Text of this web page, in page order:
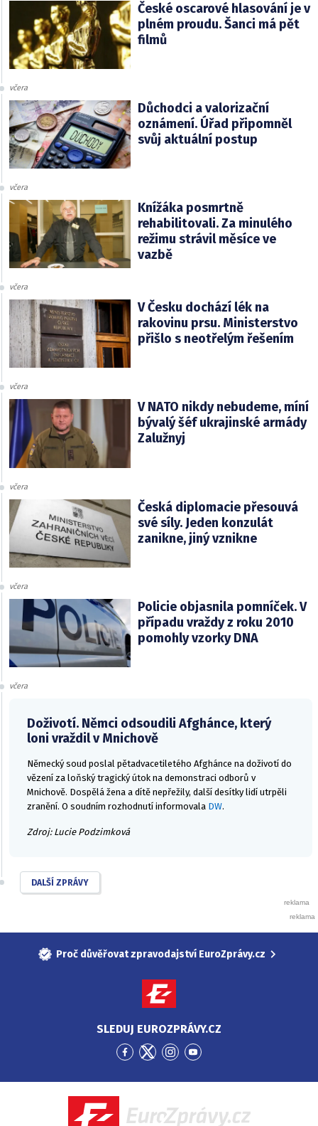
České oscarové hlasování je v
plném proudu. Šanci má pět
filmů
včera
Důchodci a valorizační
oznámení. Úřad připomněl
svůj aktuální postup
včera
Knížáka posmrtně
rehabilitovali. Za minulého
režimu strávil měsíce ve
vazbě
včera
V Česku dochází lék na
rakovinu prsu. Ministerstvo
přišlo s neotřelým řešením
včera
V NATO nikdy nebudeme, míní
bývalý šéf ukrajinské armády
Zalužnyj
včera
Česká diplomacie přesouvá
své síly. Jeden konzulát
zanikne, jiný vznikne
včera
Policie objasnila pomníček. V
případu vraždy z roku 2010
pomohly vzorky DNA
včera
Doživotí. Němci odsoudili Afghánce, který
loni vraždil v Mnichově
Německý soud poslal pětadvacetiletého Afghánce na doživotí do
vězení za loňský tragický útok na demonstraci odborů v
Mnichově. Dospělá žena a dítě nepřežily, další desítky lidí utrpěli
zranění. O soudním rozhodnutí informovala DW.
Zdroj: Lucie Podzimková
DALŠÍ ZPRÁVY
Proč důvěřovat zpravodajství EuroZprávy.cz
SLEDUJ EUROZPRÁVY.CZ
Přejít
Facebook
Přejít
Twitter
Přejít
Instagram
Přejít
YouTube
EuroZprávy.cz